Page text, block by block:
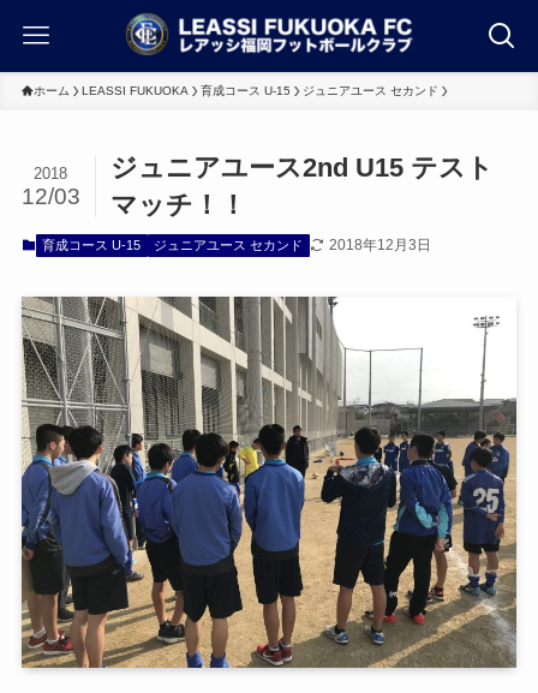
ホーム LEASSI FUKUOKA 育成コース U-15 ジュニアユース セカンド
ジュニアユース2nd U15 テスト
マッチ！！
2018
12/03
育成コース U-15 ジュニアユース セカンド 2018年12月3日